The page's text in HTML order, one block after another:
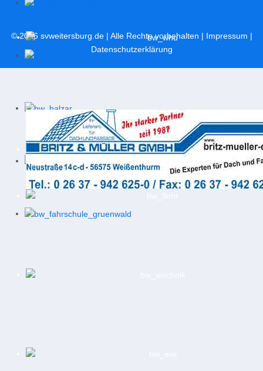
© 2026 svweitersburg.de| Alle Rechte vorbehalten | Impressum |
Datenschutzerklärung